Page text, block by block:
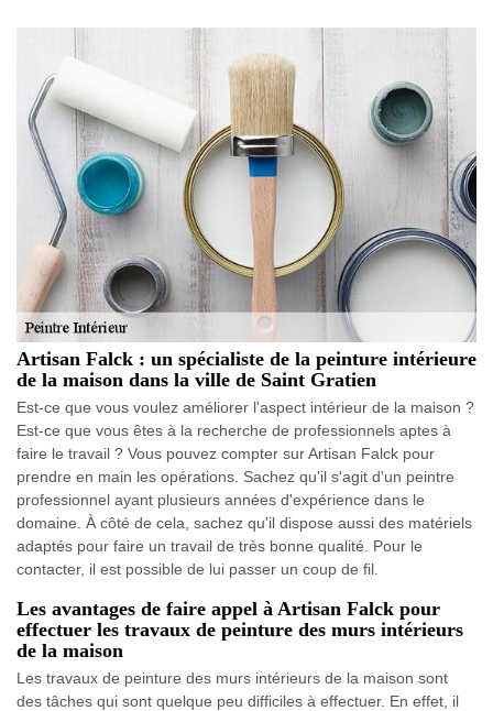
Artisan Falck : un spécialiste de la peinture intérieure
de la maison dans la ville de Saint Gratien
Est-ce que vous voulez améliorer l'aspect intérieur de la maison ?
Est-ce que vous êtes à la recherche de professionnels aptes à
faire le travail ? Vous pouvez compter sur Artisan Falck pour
prendre en main les opérations. Sachez qu'il s'agit d'un peintre
professionnel ayant plusieurs années d'expérience dans le
domaine. À côté de cela, sachez qu'il dispose aussi des matériels
adaptés pour faire un travail de très bonne qualité. Pour le
contacter, il est possible de lui passer un coup de fil.
Les avantages de faire appel à Artisan Falck pour
effectuer les travaux de peinture des murs intérieurs
de la maison
Les travaux de peinture des murs intérieurs de la maison sont
des tâches qui sont quelque peu difficiles à effectuer. En effet, il